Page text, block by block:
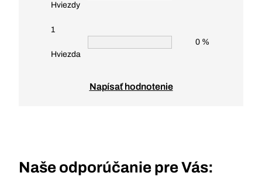
Hviezdy
1
Hviezda
0 %
Napísať hodnotenie
Naše odporúčanie pre Vás: